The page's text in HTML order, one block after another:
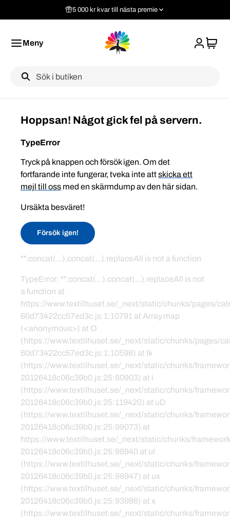
5 000 kr kvar till nästa premie
Meny
Label
Hoppsan! Något gick fel på servern.
TypeError
Tryck på knappen och försök igen. Om det
fortfarande inte fungerar, tveka inte attskicka ett
mejl till oss med en skärmdump av den här sidan.
Ursäkta besväret!
Försök igen!
"".concat(...).concat(...).replaceAll is not a function
TypeError: "".concat(...).concat(...).replaceAll is not
a function at
https://www.textilhuset.se/_next/static/chunks/pages/
60d73422cc57ed3c.js:1:10791 at Array.map
(<anonymous>) at O
(https://www.textilhuset.se/_next/static/chunks/pages/
60d73422cc57ed3c.js:1:10598) at lk
(https://www.textilhuset.se/_next/static/chunks/
20126418c06c39b0.js:25:60903) at i
(https://www.textilhuset.se/_next/static/chunks/
20126418c06c39b0.js:25:119420) at uD
(https://www.textilhuset.se/_next/static/chunks/
20126418c06c39b0.js:25:99073) at
https://www.textilhuset.se/_next/static/chunks/
20126418c06c39b0.js:25:98940 at uI
(https://www.textilhuset.se/_next/static/chunks/
20126418c06c39b0.js:25:98947) at ux
(https://www.textilhuset.se/_next/static/chunks/
20126418c06c39b0.js:25:93986) at x
(https://www.textilhuset.se/_next/static/chunks/